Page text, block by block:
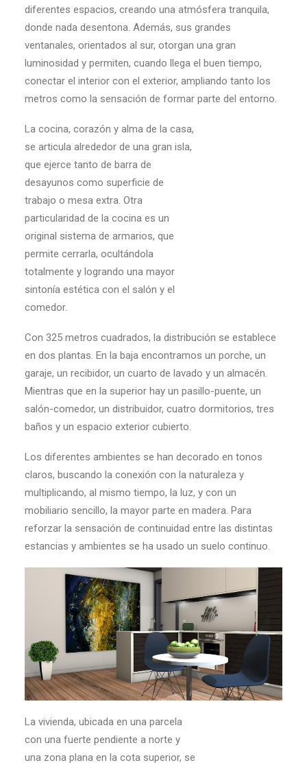
diferentes espacios, creando una atmósfera tranquila,
donde nada desentona. Además, sus grandes
ventanales, orientados al sur, otorgan una gran
luminosidad y permiten, cuando llega el buen tiempo,
conectar el interior con el exterior, ampliando tanto los
metros como la sensación de formar parte del entorno.
La cocina, corazón y alma de la casa,
se articula alrededor de una gran isla,
que ejerce tanto de barra de
desayunos como superficie de
trabajo o mesa extra. Otra
particularidad de la cocina es un
original sistema de armarios, que
permite cerrarla, ocultándola
totalmente y logrando una mayor
sintonía estética con el salón y el
comedor.
Con 325 metros cuadrados, la distribución se establece
en dos plantas. En la baja encontramos un porche, un
garaje, un recibidor, un cuarto de lavado y un almacén.
Mientras que en la superior hay un pasillo-puente, un
salón-comedor, un distribuidor, cuatro dormitorios, tres
baños y un espacio exterior cubierto.
Los diferentes ambientes se han decorado en tonos
claros, buscando la conexión con la naturaleza y
multiplicando, al mismo tiempo, la luz, y con un
mobiliario sencillo, la mayor parte en madera. Para
reforzar la sensación de continuidad entre las distintas
estancias y ambientes se ha usado un suelo continuo.
La vivienda, ubicada en una parcela
con una fuerte pendiente a norte y
una zona plana en la cota superior, se